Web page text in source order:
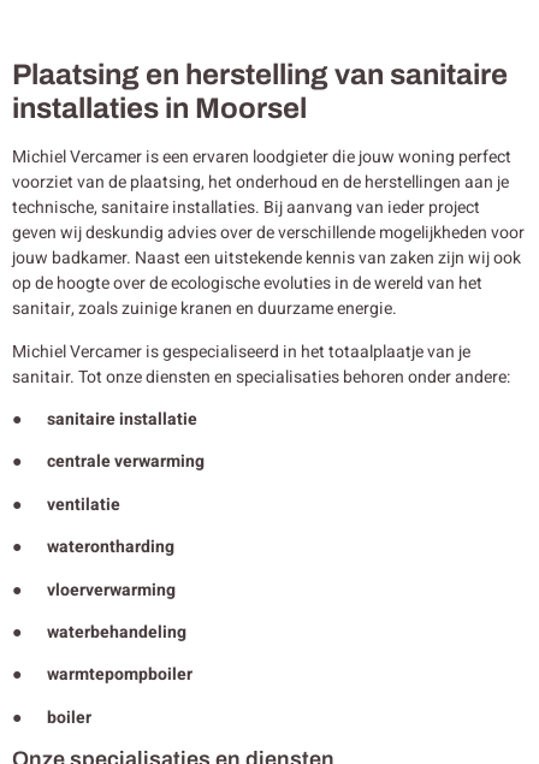
Plaatsing en herstelling van sanitaire
installaties in Moorsel
Michiel Vercamer is een ervaren loodgieter die jouw woning perfect
voorziet van de plaatsing, het onderhoud en de herstellingen aan je
technische, sanitaire installaties. Bij aanvang van ieder project
geven wij deskundig advies over de verschillende mogelijkheden voor
jouw badkamer. Naast een uitstekende kennis van zaken zijn wij ook
op de hoogte over de ecologische evoluties in de wereld van het
sanitair, zoals zuinige kranen en duurzame energie.
Michiel Vercamer is gespecialiseerd in het totaalplaatje van je
sanitair. Tot onze diensten en specialisaties behoren onder andere:
● sanitaire installatie
● centrale verwarming
● ventilatie
● waterontharding
● vloerverwarming
● waterbehandeling
● warmtepompboiler
● boiler